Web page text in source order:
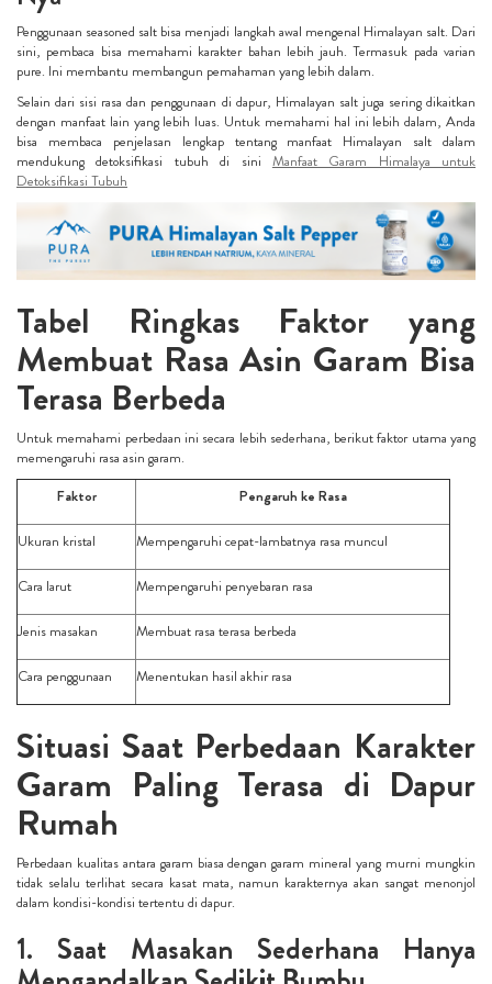
Penggunaan seasoned salt bisa menjadi langkah awal mengenal Himalayan salt. Dari
sini, pembaca bisa memahami karakter bahan lebih jauh. Termasuk pada varian
pure. Ini membantu membangun pemahaman yang lebih dalam.
Selain dari sisi rasa dan penggunaan di dapur, Himalayan salt juga sering dikaitkan
dengan manfaat lain yang lebih luas. Untuk memahami hal ini lebih dalam, Anda
bisa membaca penjelasan lengkap tentang manfaat Himalayan salt dalam
mendukung detoksifikasi tubuh di sini Manfaat Garam Himalaya untuk
Detoksifikasi Tubuh
Tabel Ringkas Faktor yang
Membuat Rasa Asin Garam Bisa
Terasa Berbeda
Untuk memahami perbedaan ini secara lebih sederhana, berikut faktor utama yang
memengaruhi rasa asin garam.
Faktor
Pengaruh ke Rasa
Ukuran kristal Mempengaruhi cepat-lambatnya rasa muncul
Cara larut Mempengaruhi penyebaran rasa
Jenis masakan Membuat rasa terasa berbeda
Cara penggunaan Menentukan hasil akhir rasa
Situasi Saat Perbedaan Karakter
Garam Paling Terasa di Dapur
Rumah
Perbedaan kualitas antara garam biasa dengan garam mineral yang murni mungkin
tidak selalu terlihat secara kasat mata, namun karakternya akan sangat menonjol
dalam kondisi-kondisi tertentu di dapur.
1. Saat Masakan Sederhana Hanya